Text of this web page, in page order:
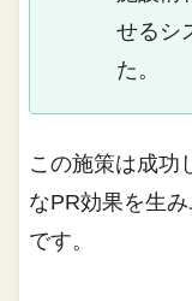
せるシ
た。
この施策は成功
なPR効果を生
です。